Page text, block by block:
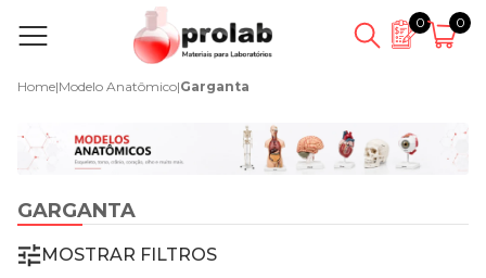
0 0
Home|Modelo Anatômico|Garganta
GARGANTA
MOSTRAR FILTROS